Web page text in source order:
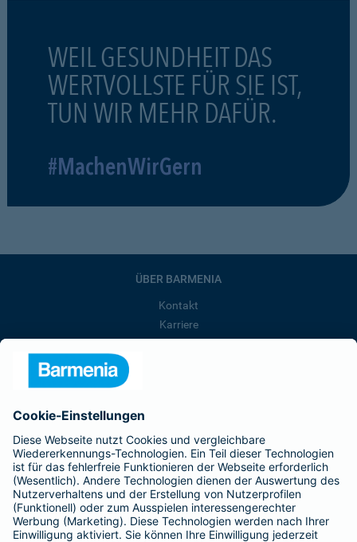
WEIL GESUNDHEIT DAS
WERTVOLLSTE FÜR SIE IST,
TUN WIR MEHR DAFÜR.
#MachenWirGern
ÜBER BARMENIA
Kontakt
Karriere
Barmenia ist Teil der BarmeniaGothaer
BELIEBTE SEITEN
Kranken-Zusatzversicherung
Tierversicherungen
Haftpflichtversicherung
Hausratversicherung